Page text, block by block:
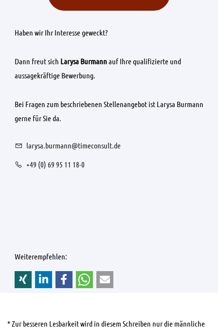
Haben wir Ihr Interesse geweckt?
Dann freut sich Larysa Burmannauf Ihre qualifizierte und
aussagekräftige Bewerbung.
Bei Fragen zum beschriebenen Stellenangebot ist Larysa Burmann
gerne für Sie da.
larysa.burmann@timeconsult.de
+49 (0) 69 95 11 18-0
Weiterempfehlen:
* Zur besseren Lesbarkeit wird in diesem Schreiben nur die männliche